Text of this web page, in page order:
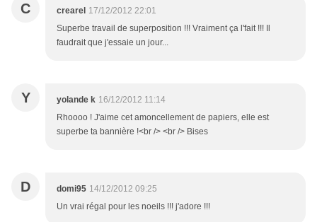
C crearel 17/12/2012 22:01
Superbe travail de superposition !!! Vraiment ça l'fait !!! Il
faudrait que j'essaie un jour...
Y yolande k 16/12/2012 11:14
Rhoooo ! J'aime cet amoncellement de papiers, elle est
superbe ta bannière !<br /> <br /> Bises
D domi95 14/12/2012 09:25
Un vrai régal pour les noeils !!! j'adore !!!